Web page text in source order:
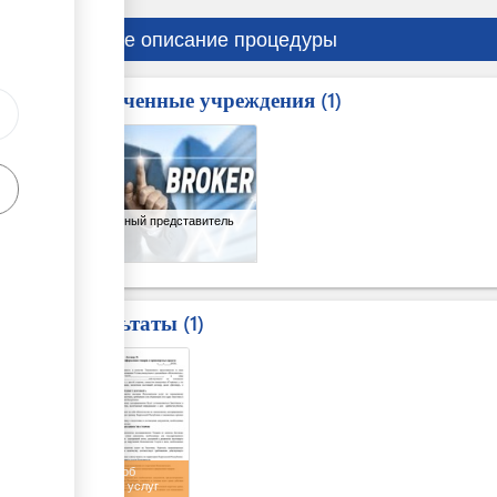
Краткое описание процедуры
Вовлеченные учреждения 1
Таможенный представитель
Результаты 1
Договор об
оказании услуг